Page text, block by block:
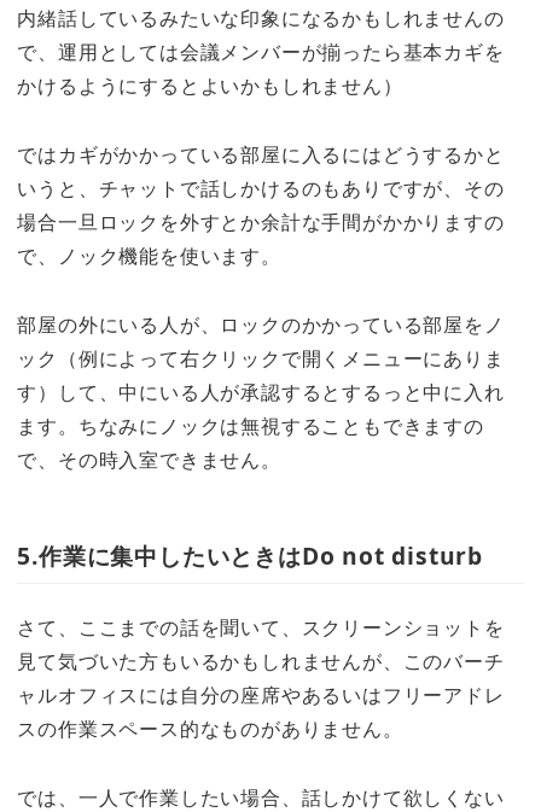
内緒話しているみたいな印象になるかもしれませんの
で、運用としては会議メンバーが揃ったら基本カギを
かけるようにするとよいかもしれません）
ではカギがかかっている部屋に入るにはどうするかと
いうと、チャットで話しかけるのもありですが、その
場合一旦ロックを外すとか余計な手間がかかりますの
で、ノック機能を使います。
部屋の外にいる人が、ロックのかかっている部屋をノ
ック（例によって右クリックで開くメニューにありま
す）して、中にいる人が承認するとするっと中に入れ
ます。ちなみにノックは無視することもできますの
で、その時入室できません。
5.作業に集中したいときはDo not disturb
さて、ここまでの話を聞いて、スクリーンショットを
見て気づいた方もいるかもしれませんが、このバーチ
ャルオフィスには自分の座席やあるいはフリーアドレ
スの作業スペース的なものがありません。
では、一人で作業したい場合、話しかけて欲しくない